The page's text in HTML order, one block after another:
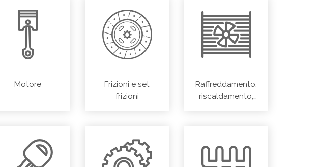
Motore
Frizioni e set
frizioni
Raffreddamento,
riscaldamento,